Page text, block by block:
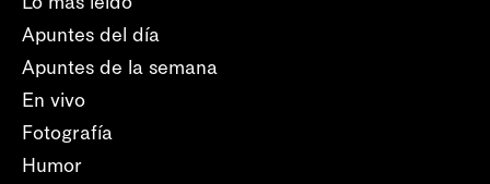
Apuntes del día
Apuntes de la semana
En vivo
Fotografía
Humor